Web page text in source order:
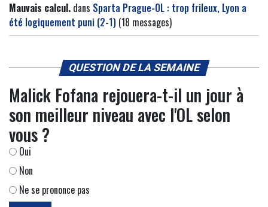
Mauvais calcul. dans Sparta Prague-OL : trop frileux, Lyon a
été logiquement puni (2-1) (18 messages)
QUESTION DE LA SEMAINE
Malick Fofana rejouera-t-il un jour à
son meilleur niveau avec l'OL selon
vous ?
Oui
Non
Ne se prononce pas